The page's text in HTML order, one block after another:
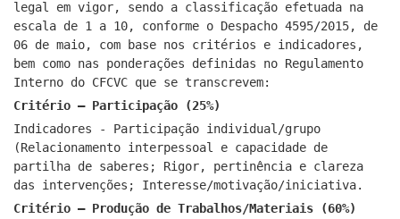
legal em vigor, sendo a classificação efetuada na
escala de 1 a 10, conforme o Despacho 4595/2015, de
06 de maio, com base nos critérios e indicadores,
bem como nas ponderações definidas no Regulamento
Interno do CFCVC que se transcrevem:
Critério – Participação (25%)
Indicadores - Participação individual/grupo
(Relacionamento interpessoal e capacidade de
partilha de saberes; Rigor, pertinência e clareza
das intervenções; Interesse/motivação/iniciativa.
Critério – Produção de Trabalhos/Materiais (60%)